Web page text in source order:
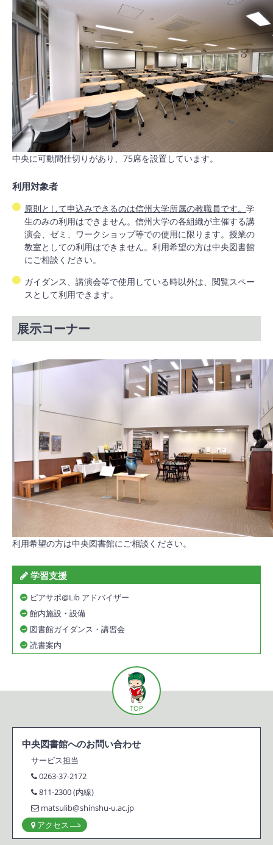
中央に可動間仕切りがあり、75席を設置しています。
利用対象者
原則として申込みできるのは信州大学所属の教職員です。 学
生のみの利用はできません。信州大学の各組織が主催する講
演会、ゼミ、ワークショップ等での使用に限ります。授業の
教室としての利用はできません。利用希望の方は中央図書館
にご相談ください。
ガイダンス、講演会等で使用している時以外は、閲覧スペー
スとして利用できます。
展示コーナー
利用希望の方は中央図書館にご相談ください。
学習支援
ピアサポ@Lib アドバイザー
館内施設・設備
図書館ガイダンス・講習会
読書案内
中央図書館へのお問い合わせ
サービス担当
0263-37-2172
811-2300 (内線)
matsulib@shinshu-u.ac.jp
アクセス
TOP